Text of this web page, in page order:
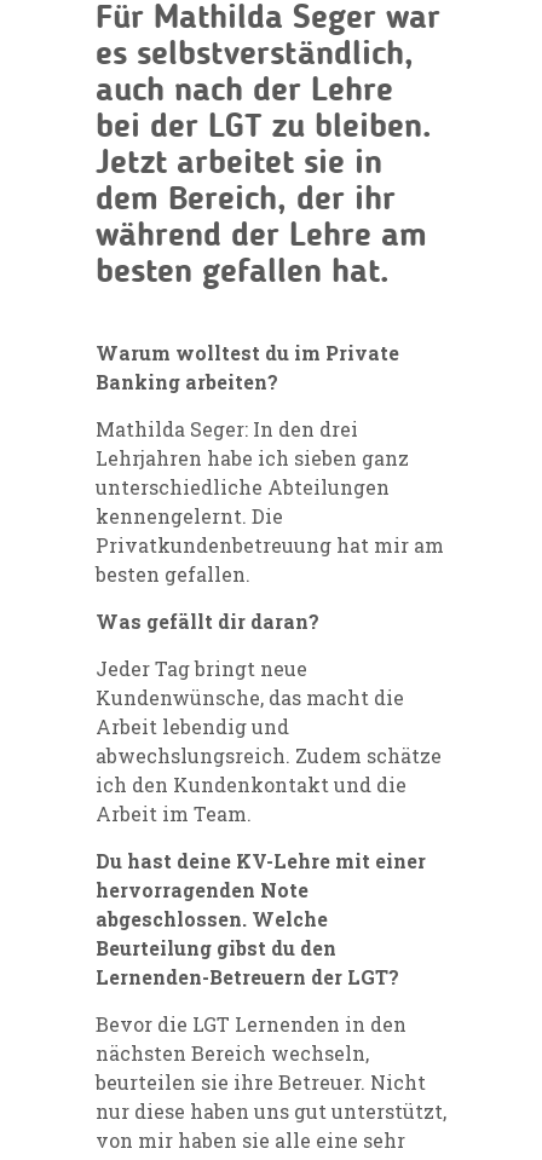
Für Mathilda Seger war
es selbstverständlich,
auch nach der Lehre
bei der LGT zu bleiben.
Jetzt arbeitet sie in
dem Bereich, der ihr
während der Lehre am
besten gefallen hat.
Warum wolltest du im Private
Banking arbeiten?
Mathilda Seger: In den drei
Lehrjahren habe ich sieben ganz
unterschiedliche Abteilungen
kennengelernt. Die
Privatkundenbetreuung hat mir am
besten gefallen.
Was gefällt dir daran?
Jeder Tag bringt neue
Kundenwünsche, das macht die
Arbeit lebendig und
abwechslungsreich. Zudem schätze
ich den Kundenkontakt und die
Arbeit im Team.
Du hast deine KV-Lehre mit einer
hervorragenden Note
abgeschlossen. Welche
Beurteilung gibst du den
Lernenden-Betreuern der LGT?
Bevor die LGT Lernenden in den
nächsten Bereich wechseln,
beurteilen sie ihre Betreuer. Nicht
nur diese haben uns gut unterstützt,
von mir haben sie alle eine sehr